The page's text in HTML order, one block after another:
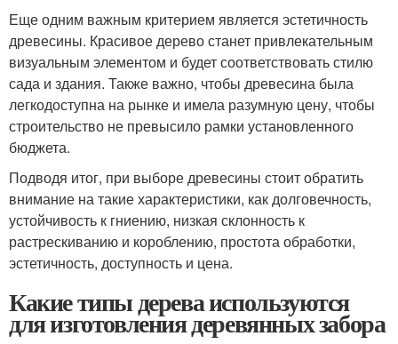
Еще одним важным критерием является эстетичность
древесины. Красивое дерево станет привлекательным
визуальным элементом и будет соответствовать стилю
сада и здания. Также важно, чтобы древесина была
легкодоступна на рынке и имела разумную цену, чтобы
строительство не превысило рамки установленного
бюджета.
Подводя итог, при выборе древесины стоит обратить
внимание на такие характеристики, как долговечность,
устойчивость к гниению, низкая склонность к
растрескиванию и короблению, простота обработки,
эстетичность, доступность и цена.
Какие типы дерева используются
для изготовления деревянных забора